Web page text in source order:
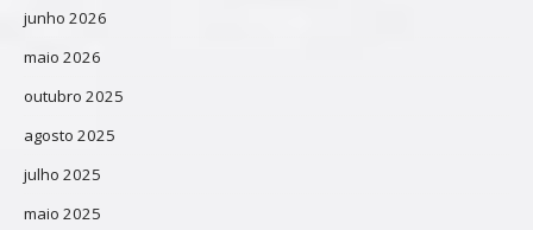
junho 2026
maio 2026
outubro 2025
agosto 2025
julho 2025
maio 2025